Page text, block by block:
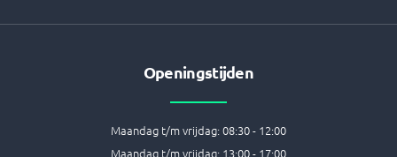
Openingstijden
Maandag t/m vrijdag: 08:30 - 12:00
Maandag t/m vrijdag: 13:00 - 17:00